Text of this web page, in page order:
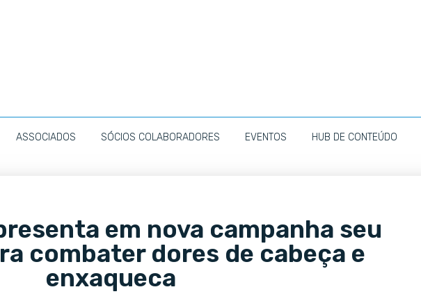
ASSOCIADOS SÓCIOS COLABORADORES EVENTOS HUB DE CONTEÚDO
em nova campanha seu
combater dores de cabeça e
enxaqueca